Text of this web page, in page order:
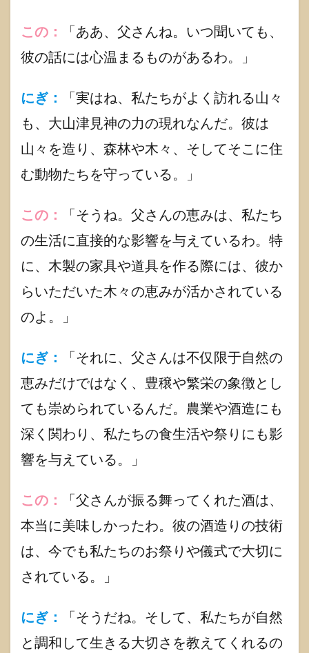
作品
1.3.1
生み」
1.3.2
邇邇芸
命(二ニ
ギノミ
コト)の
運命
古事
記
「大
山津
見神
(オオ
ヤマ
り深
さま
紹介
1.4.1
邇邇芸
命(ニニ
ギノミ
コト)
1.4.2
イザナ
ギ・イ
ザナミ
1.4.3
木花之
佐久夜
（コノ
ハナサ
クヤヒ
メ）
この：
「ああ、父さんね。いつ聞いても、
彼の話には心温まるものがあるわ。」
にぎ：
「実はね、私たちがよく訪れる山々
も、大山津見神の力の現れなんだ。彼は
山々を造り、森林や木々、そしてそこに住
む動物たちを守っている。」
この：
「そうね。父さんの恵みは、私たち
の生活に直接的な影響を与えているわ。特
に、木製の家具や道具を作る際には、彼か
らいただいた木々の恵みが活かされている
のよ。」
にぎ：
「それに、父さんは不仅限于自然の
恵みだけではなく、豊穣や繁栄の象徴とし
ても崇められているんだ。農業や酒造にも
深く関わり、私たちの食生活や祭りにも影
響を与えている。」
この：
「父さんが振る舞ってくれた酒は、
本当に美味しかったわ。彼の酒造りの技術
は、今でも私たちのお祭りや儀式で大切に
されている。」
にぎ：
「そうだね。そして、私たちが自然
と調和して生きる大切さを教えてくれるの